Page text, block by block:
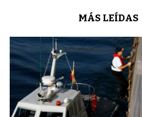
MÁS LEÍDAS